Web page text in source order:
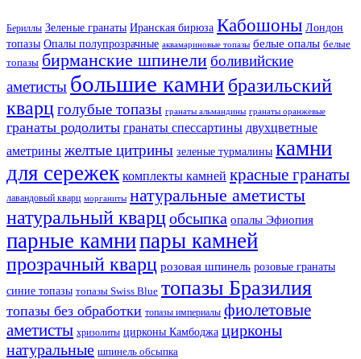
Бериллы Зеленые гранаты Иранская бирюза Кабошоны Лондон
топазы Опалы полупрозрачные аквамариновые топазы белые опалы белые
топазы бирманские шпинелиболивийские
аметисты большие камни бразильский
кварцголубые топазы гранаты альмандины гранаты оранжевые
гранаты родолиты гранаты спессартины двухцветные
аметрины желтые цитрины зеленые турмалины камни
для сережек комплекты камней красные гранаты
лавандовый кварц морганиты натуральные аметисты
натуральный кварцобсыпка опалы Эфиопия
парные камнипары камней
прозрачный кварц розовая шпинель розовые гранаты
синие топазы топазы Swiss Blue топазы Бразилия
топазы без обработки топазы империалы фиолетовые
аметисты хризолиты цирконы Камбоджа цирконы
натуральные шпинель обсыпка